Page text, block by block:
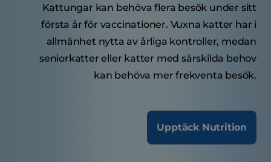
Kattungar kan behöva flera besök under sitt
första år för vaccinationer. Vuxna katter har i
allmänhet nytta av årliga kontroller, medan
seniorkatter eller katter med särskilda behov
kan behöva mer frekventa besök.
Upptäck Nutrition